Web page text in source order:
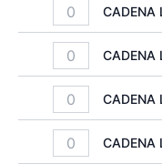
CADENA
CADENA
CADENA
CADENA